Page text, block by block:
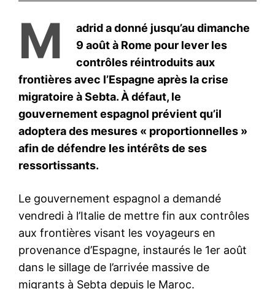
S'ABONNER MAINTENANT
Insight Publications
À propos
Nous contacter
Formules d’abonnement